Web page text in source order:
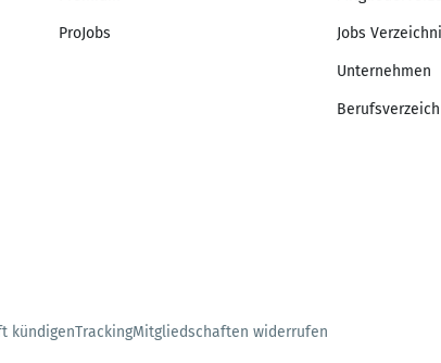
ProJobs Jobs
Unternehmen
kündigenTrackingMitgliedschaften widerrufen